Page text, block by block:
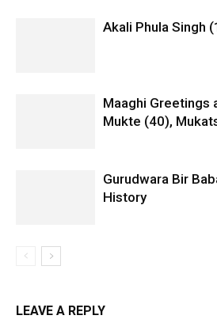
Akali Phula Singh
Maaghi Greetings
Mukte (40),
Gurudwara Bir
History
LEAVE A REPLY